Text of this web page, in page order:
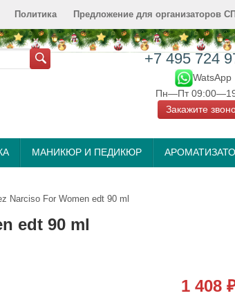
Политика Предложение для организаторов СП
+7 495 724
WatsApp
Пн—Пт
Закажите
МАНИКЮР И ПЕДИКЮР
Narciso For Women edt 90 ml
edt 90 ml
1 408